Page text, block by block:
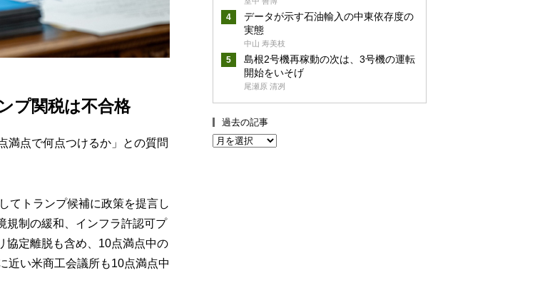
プ関税は不合格
満点で何点つけるか」との質問
てトランプ候補に政策を提言し
規制の緩和、インフラ許認可プ
協定離脱も含め、10点満点中の
近い米商工会議所も10点満点中
データが示す石油輸入の中東依存度の
実態
中山 寿美枝
島根2号機再稼動の次は、3号機の運転
開始をいそげ
尾瀬原 清冽
過去の記事